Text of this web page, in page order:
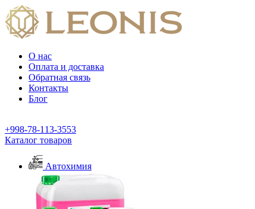
О нас
Оплата и доставка
Обратная связь
Контакты
Блог
+998-78-113-3553
Каталог товаров
Автохимия